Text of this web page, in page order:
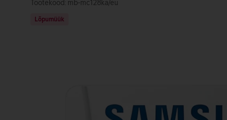
Tootekood: mb-mc128ka/eu
Lõpumüük